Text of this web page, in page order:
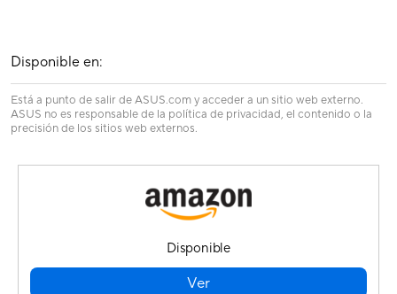
Disponible en:
Está a punto de salir de ASUS.com y acceder a un sitio web externo.
ASUS no es responsable de la política de privacidad, el contenido o la
precisión de los sitios web externos.
Disponible
Ver